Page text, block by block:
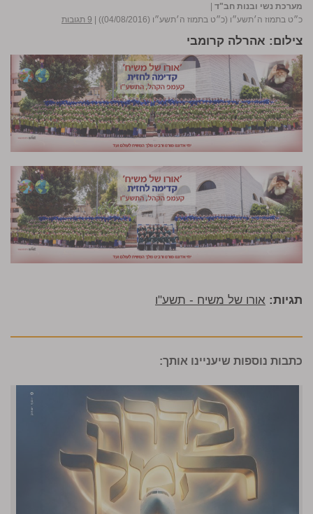
מערכת נשי ובנות חב"ד |
כ״ט בתמוז ה׳תשע״ו (כ״ט בתמוז ה׳תשע״ו (04/08/2016))
| 9 תגובות
צילום: אהרלה קרומבי
תגיות: אורו של משיח - תשע"ו
כתבות נוספות שיעניינו אותך: